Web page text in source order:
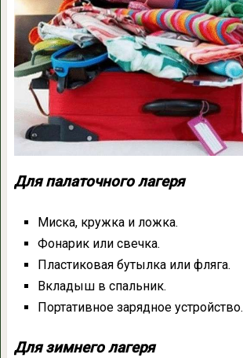
Для палаточного лагеря
Миска, кружка и ложка.
Фонарик или свечка.
Пластиковая бутылка или фляга.
Вкладыш в спальник.
Портативное зарядное устройство.
Для зимнего лагеря